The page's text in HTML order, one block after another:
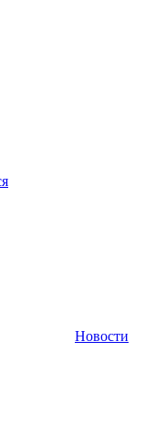
Новости